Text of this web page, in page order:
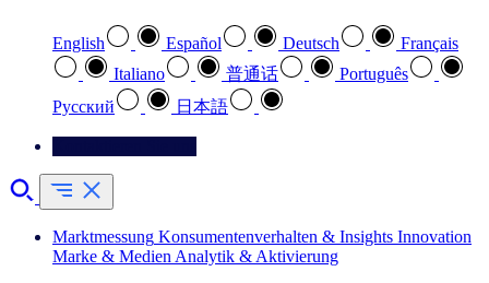
English Español Deutsch
Français
Italiano
普通话
Português
Pусский
日本語
Marktmessung Konsumentenverhalten & Insights Innovation
Marke & Medien Analytik & Aktivierung